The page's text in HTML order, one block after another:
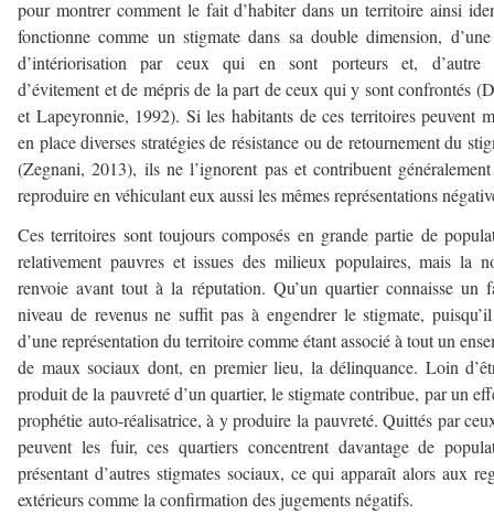
pour montrer comment le fait d’habiter dans un territoire ainsi
fonctionne comme un stigmate dans sa double dimension,
d’intériorisation par ceux qui en sont porteurs et, d’autre
d’évitement et de mépris de la part de ceux qui y sont confrontés
et Lapeyronnie, 1992). Si les habitants de ces territoires peuvent
en place diverses stratégies de résistance ou de retournement du
(Zegnani, 2013), ils ne l’ignorent pas et contribuent
reproduire en véhiculant eux aussi les mêmes représentations
Ces territoires sont toujours composés en grande partie de
relativement pauvres et issues des milieux populaires, mais la
renvoie avant tout à la réputation. Qu’un quartier connaisse un
niveau de revenus ne suffit pas à engendrer le stigmate,
d’une représentation du territoire comme étant associé à tout un
de maux sociaux dont, en premier lieu, la délinquance. Loin
produit de la pauvreté d’un quartier, le stigmate contribue, par un
prophétie auto-réalisatrice, à y produire la pauvreté. Quittés par
peuvent les fuir, ces quartiers concentrent davantage de
présentant d’autres stigmates sociaux, ce qui apparaît alors aux
extérieurs comme la confirmation des jugements négatifs.